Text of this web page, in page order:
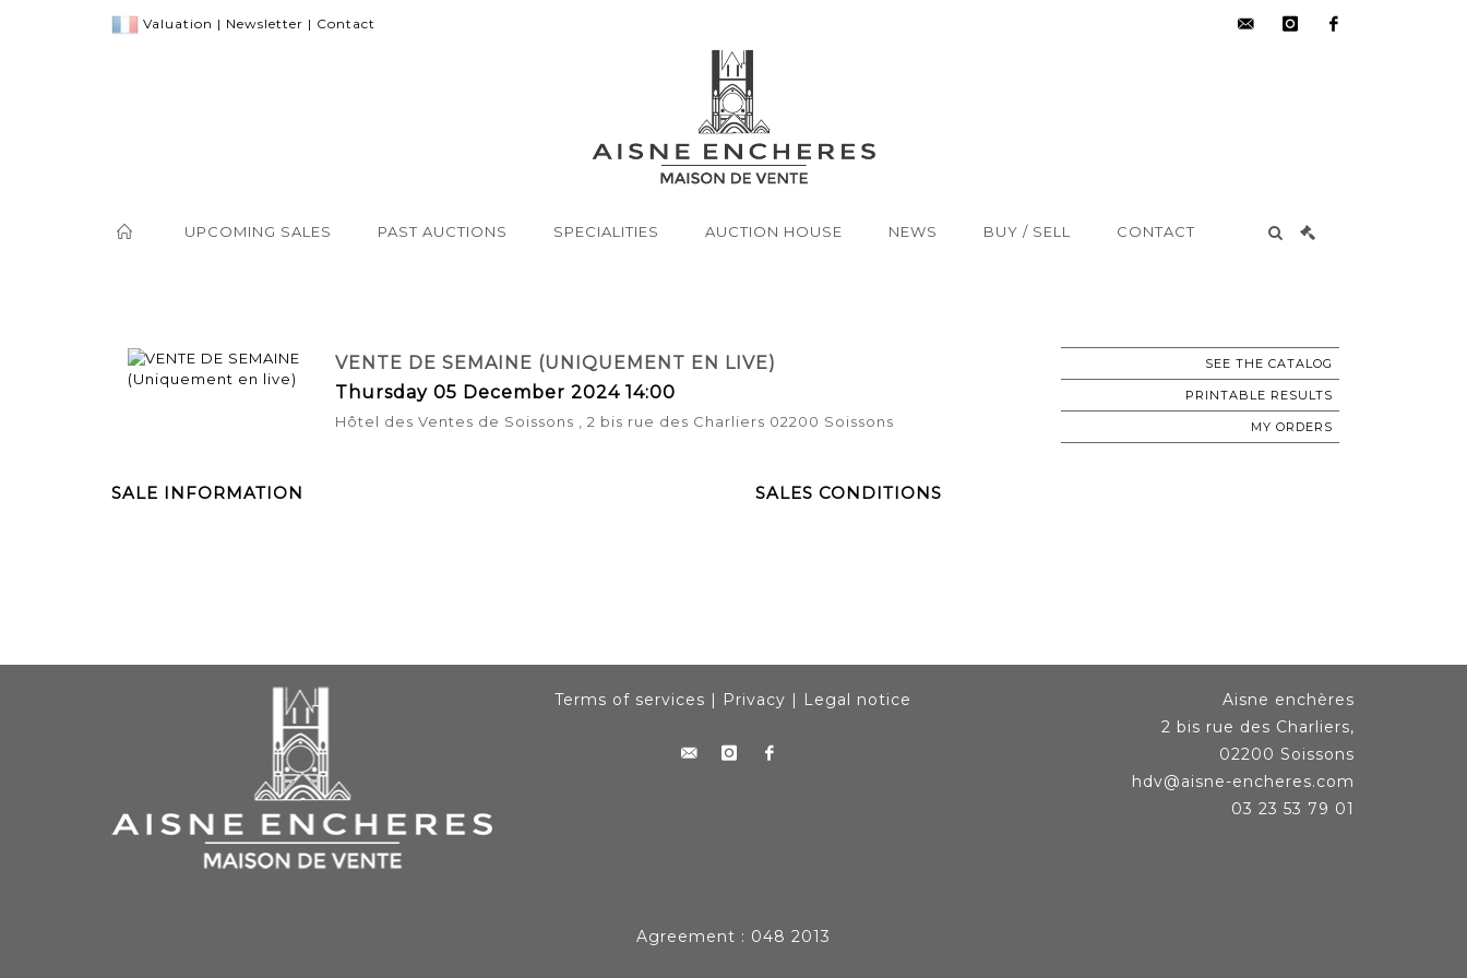
Valuation | Newsletter | Contact
UPCOMING SALES PAST AUCTIONS SPECIALITIES AUCTION HOUSE NEWS BUY / SELL CONTACT
VENTE DE SEMAINE (UNIQUEMENT EN LIVE)
Thursday 05 December 2024 14:00
Hôtel des Ventes de Soissons , 2 bis rue des Charliers 02200 Soissons
SEE THE CATALOG
PRINTABLE RESULTS
MY ORDERS
SALE INFORMATION SALES CONDITIONS
Terms of services | Privacy | Legal notice
Aisne enchères
2 bis rue des Charliers,
02200 Soissons
hdv@aisne-encheres.com
03 23 53 79 01
Agreement : 048 2013